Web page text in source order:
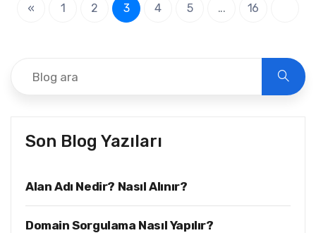
« 1 2 3 4 5 ... 16
Son Blog Yazıları
Alan Adı Nedir? Nasıl Alınır?
Domain Sorgulama Nasıl Yapılır?